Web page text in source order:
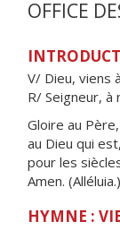
OFFICE
V/ Dieu, viens
R/ Seigneur, à
Gloire au
au Dieu qui
pour les
Amen. (Alléluia.)
HYMNE :